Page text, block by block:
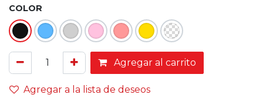
COLOR
Agregar al carrito
Agregar a la lista de deseos